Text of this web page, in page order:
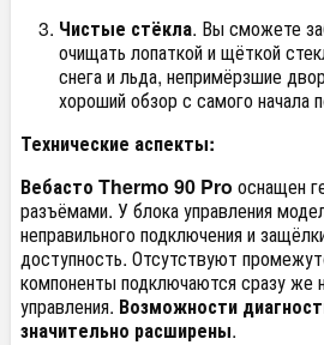
Чистые стёкла. Вы сможете
очищать лопаткой и щёткой
снега и льда, непримёрзшие
хороший обзор с самого начала
Технические аспекты:
Вебасто Thermo 90 Pro оснащен
разъёмами. У блока управления
неправильного подключения и
доступность. Отсутствуют
компоненты подключаются сразу же
управления. Возможности
значительно расширены.